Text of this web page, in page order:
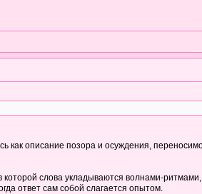
как описание позора и осуждения,
слова укладываются волнами-
ответ сам собой слагается опытом.